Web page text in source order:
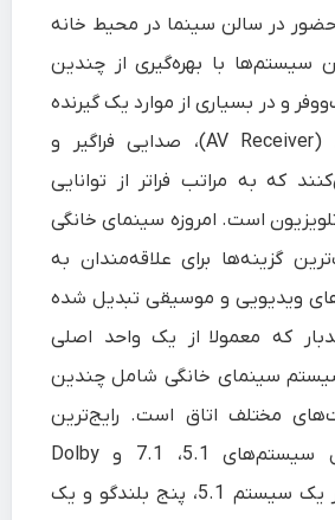
در سالن سینما در محیط خانه
سیستم‌ها با بهره‌گیری از چندین
و در بسیاری از موارد یک گیرنده
صوتی و تصویری (AV Receiver)، صدایی فراگیر و
که به مراتب فراتر از توانایی
است. امروزه سینمای خانگی
گزینه‌ها برای علاقه‌مندان به
ویدیویی و موسیقی تبدیل شده
که معمولا از یک واحد اصلی
سینمای خانگی شامل چندین
مختلف اتاق است. رایج‌ترین
پیکربندی‌ها شامل سیستم‌های 5.1، 7.1 و Dolby
Atmos هستند. در یک سیستم 5.1، پنج بلندگو و یک